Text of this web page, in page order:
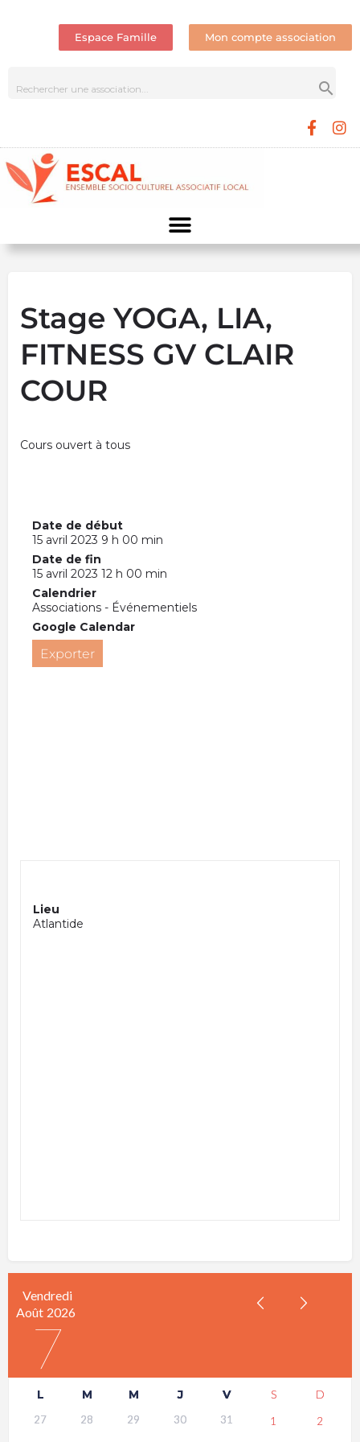
Espace Famille Mon compte association
Stage YOGA, LIA,
FITNESS GV CLAIR
COUR
Cours ouvert à tous
Date de début
15 avril 2023 9 h 00 min
Date de fin
15 avril 2023 12 h 00 min
Calendrier
Associations - Événementiels
Google Calendar
Exporter
Lieu
Atlantide
Vendredi
Août 2026
7
L M M J V S D
27 28 29 30 31 1 2